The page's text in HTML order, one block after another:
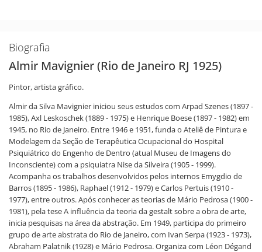
Biografia
Almir Mavignier (Rio de Janeiro RJ 1925)
Pintor, artista gráfico.
Almir da Silva Mavignier iniciou seus estudos com Arpad Szenes (1897 -
1985), Axl Leskoschek (1889 - 1975) e Henrique Boese (1897 - 1982) em
1945, no Rio de Janeiro. Entre 1946 e 1951, funda o Ateliê de Pintura e
Modelagem da Seção de Terapêutica Ocupacional do Hospital
Psiquiátrico do Engenho de Dentro (atual Museu de Imagens do
Inconsciente) com a psiquiatra Nise da Silveira (1905 - 1999).
Acompanha os trabalhos desenvolvidos pelos internos Emygdio de
Barros (1895 - 1986), Raphael (1912 - 1979) e Carlos Pertuis (1910 -
1977), entre outros. Após conhecer as teorias de Mário Pedrosa (1900 -
1981), pela tese A influência da teoria da gestalt sobre a obra de arte,
inicia pesquisas na área da abstração. Em 1949, participa do primeiro
grupo de arte abstrata do Rio de Janeiro, com Ivan Serpa (1923 - 1973),
Abraham Palatnik (1928) e Mário Pedrosa. Organiza com Léon Dégand